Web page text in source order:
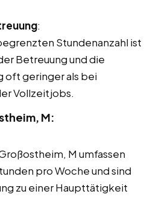
:
Stundenanzahl ist
Betreuung und die
oft geringer als bei
Vollzeitjobs.
M:
M umfassen
pro Woche und sind
zu einer Haupttätigkeit